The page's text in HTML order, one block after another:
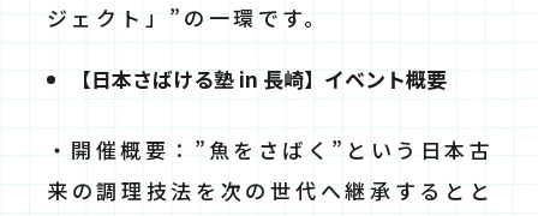
ジェクト」”の一環です。
【日本さばける塾 in 長崎】イベント概要
・開催概要：”魚をさばく”という日本古
来の調理技法を次の世代へ継承するとと